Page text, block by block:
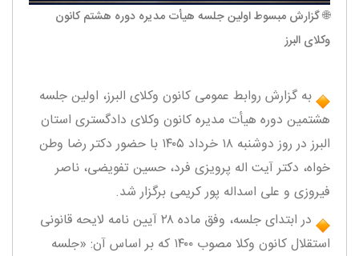
🌐 گزارش مبسوط اولین جلسه هیأت مدیره دوره هشتم کانون
وکلای البرز
به گزارش روابط عمومی کانون وکلای البرز، اولین جلسه
هشتمین دوره هیأت مدیره کانون وکلای دادگستری استان
البرز در روز دوشنبه ۱۸ خرداد ۱۴٠۵ با حضور دکتر رضا وطن
خواه، دکتر آیت اله پرویزی فرد، حسین تفویضی، ناصر
فیروزی و علی اسداله پور کریمی برگزار شد.
در ابتدای جلسه، وفق ماده ۲۸ آیین نامه لایحه قانونی
استقلال کانون وکلا مصوب ۱۴٠٠ که بر اساس آن: «جلسه